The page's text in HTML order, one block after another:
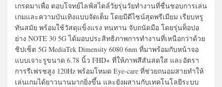
เกรดมาเพื่อ ตอบโจทย์ไลฟ์สไตล์วัยรุ่นวัยทำงานที่ชื่นชอบการเล่น
เกมและความบันเทิงแบบจัดเต็ม โดยมีดีไซน์สุดพรีเมียม เรียบหรู
ทันสมัย พร้อมใช้วัสดุแข็งแรง ทนทาน จับถนัดมือ โดยรุ่นท็อปอ
ย่าง NOTE 30 5G ได้มอบประสิทธิภาพการทำงานที่เหนือกว่าด้วย
ชิปเซ็ต 5G MediaTek Dimensity 6080 6nm ที่มาพร้อมกับหน้าจอ
แบบเจาะรูขนาด 6.78 นิ้ว FHD+ ที่ให้ภาพสีสันสดใส และอัตรา
การรีเฟรชสูง 120Hz พร้อมโหมด Eye-care ที่ช่วยถนอมสายทำให้
เล่นเกมได้ยาวนานมากยิ่งขึ้น และยังผสานกับเทคโนโลยีระบบ